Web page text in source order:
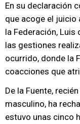
En su declaración
que acoge el juicio
la Federación, Luis
las gestiones
ocurrido, donde la
coacciones que
De la Fuente,
masculino, ha
estuvo unas cinco